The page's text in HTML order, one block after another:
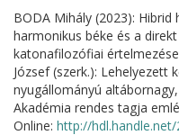
BODA Mihály (2023):
harmonikus béke és a
katonafilozófiai
József (szerk.): Lehelyezett
nyugállományú
Akadémia rendes tagja
Online: http://